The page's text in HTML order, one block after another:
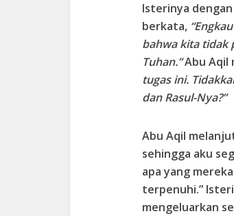
Isterinya
berkata,
bahwa kita tidak
Tuhan.”Abu Aqil
tugas ini.
dan Rasul-Nya?”
Abu Aqil
sehingga aku
apa yang
terpenuhi.”
mengeluarkan